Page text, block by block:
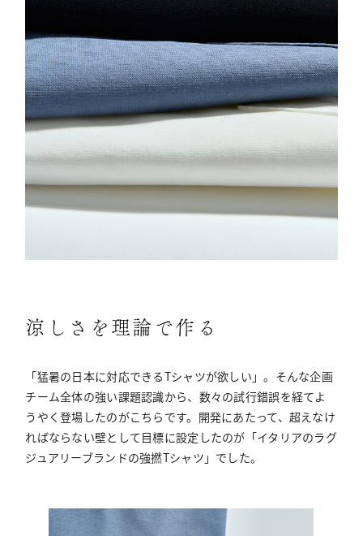
涼しさを理論で作る
「猛暑の日本に対応できるTシャツが欲しい」。そんな企画
チーム全体の強い課題認識から、数々の試行錯誤を経てよ
うやく登場したのがこちらです。開発にあたって、超えなけ
ればならない壁として目標に設定したのが「イタリアのラグ
ジュアリーブランドの強撚Tシャツ」でした。